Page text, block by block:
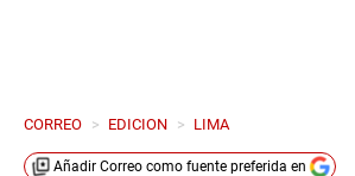
CORREO > EDICION > LIMA
Añadir Correo como fuente preferida en